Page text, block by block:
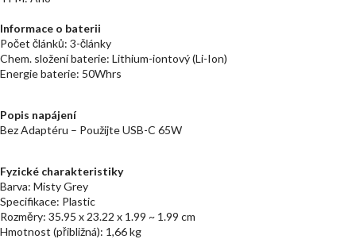
Informace o baterii
Počet článků: 3-články
Chem. složení baterie: Lithium-iontový (Li-Ion)
Energie baterie: 50Whrs
Popis napájení
Bez Adaptéru – Použijte USB-C 65W
Fyzické charakteristiky
Barva: Misty Grey
Specifikace: Plastic
Rozměry: 35.95 x 23.22 x 1.99 ~ 1.99 cm
Hmotnost (přibližná): 1,66 kg